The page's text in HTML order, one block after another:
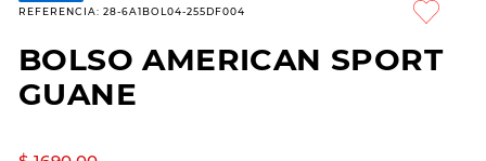
REFERENCIA: 28-6A1BOL04-255DF004
BOLSO AMERICAN SPORT
GUANE